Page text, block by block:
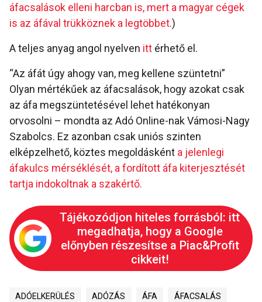
áfacsalások elleni harcban is, mert a magyar cégek
is az áfával trükköznek a legtöbbet.)
A teljes anyag angol nyelven itt érhető el.
“Az áfát úgy ahogy van, meg kellene szüntetni”
Olyan mértékűek az áfacsalások, hogy azokat csak
az áfa megszüntetésével lehet hatékonyan
orvosolni – mondta az Adó Online-nak Vámosi-Nagy
Szabolcs. Ez azonban csak uniós szinten
elképzelhető, köztes megoldásként a jelenlegi
áfakulcs mérséklését, a fordított áfa kiterjesztését
tartja indokoltnak a szakértő.
Tájékozódjon hiteles forrásból: itt
megadhatja, hogy a Google
előnyben részesítse a Piac&Profit
cikkeit!
ADÓELKERÜLÉS ADÓZÁS ÁFA ÁFACSALÁS